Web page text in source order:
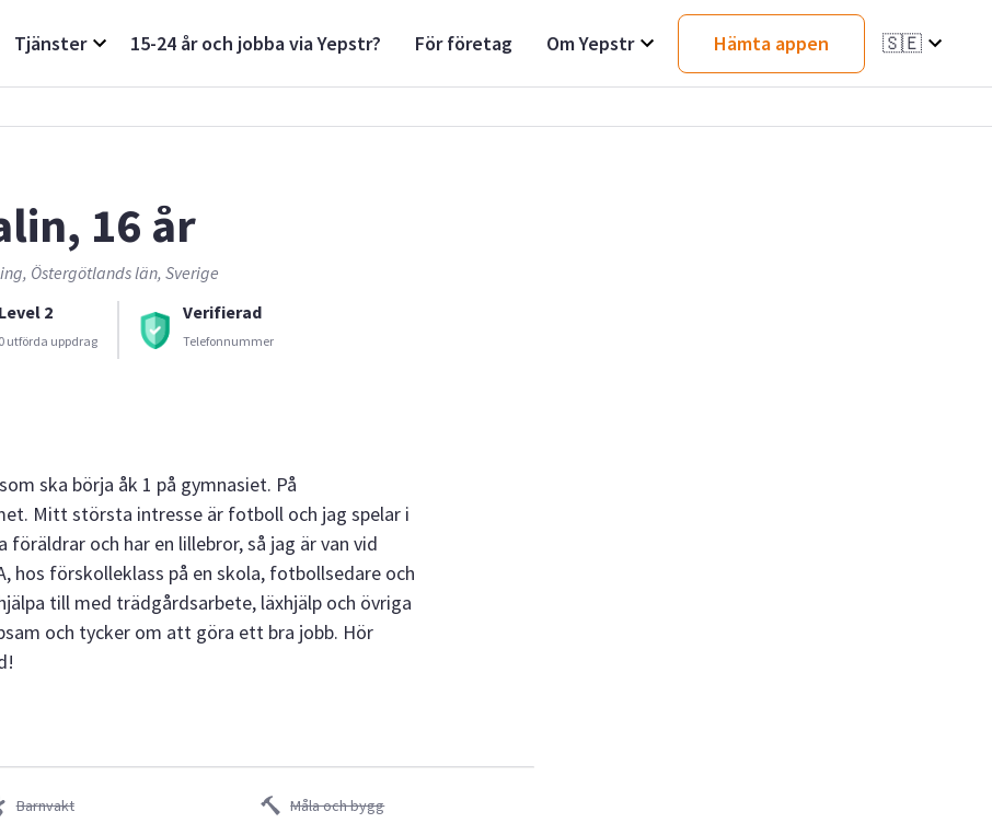
Tjänster 15-24 år och jobba via Yepstr? För företag Om Yepstr Hämta appen 🇸🇪
16 år
Östergötlands län, Sverige
Level 2
0 utförda uppdrag
Verifierad
Telefonnummer
ska börja åk 1 på gymnasiet. På
Mitt största intresse är fotboll och jag spelar i
föräldrar och har en lillebror, så jag är van vid
hos förskolleklass på en skola, fotbollsedare och
till med trädgårdsarbete, läxhjälp och övriga
och tycker om att göra ett bra jobb. Hör
Barnvakt
Måla och bygg